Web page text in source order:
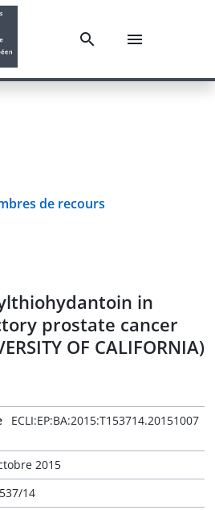
de recours
in
prostate cancer
OF CALIFORNIA)
ECLI:EP:BA:2015:T153714.20151007
2015
14